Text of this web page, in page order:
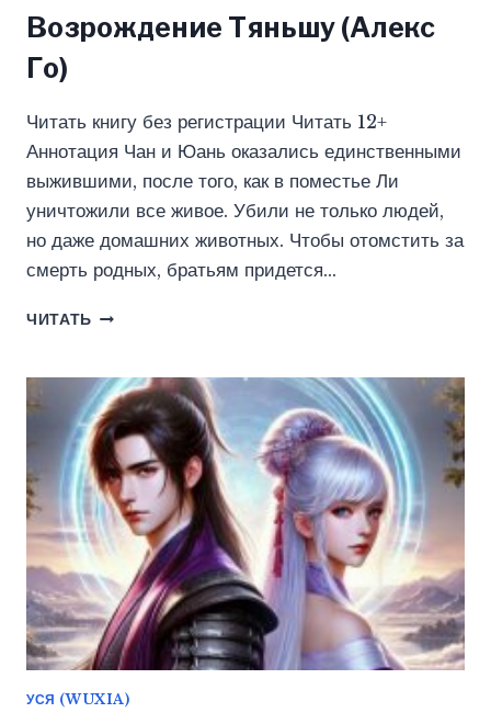
Возрождение Тяньшу (Алекс
Го)
Читать книгу без регистрации Читать 12+
Аннотация Чан и Юань оказались единственными
выжившими, после того, как в поместье Ли
уничтожили все живое. Убили не только людей,
но даже домашних животных. Чтобы отомстить за
смерть родных, братьям придется…
ЧИТАТЬ ВОЗРОЖДЕНИЕ
ГО)
УСЯ (WUXIA)